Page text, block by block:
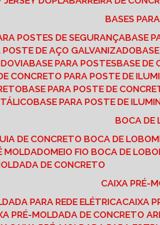
BASES
POSTES DE SEGURANÇA BASE
POSTE DE AÇO GALVANIZADO
BASE PARA POSTES BASE
DE CONCRETO PARA POSTE DE
BASE PARA POSTE DE
BASE PARA POSTE DE
BOCA DE
GUIA DE CONCRETO BOCA DE LOBO
MOLDADO MEIO FIO BOCA DE LOBO
DE CONCRETO
CAIXA PRÉ-
PARA REDE ELÉTRICA CAIXA
PRÉ-MOLDADA DE CONCRETO